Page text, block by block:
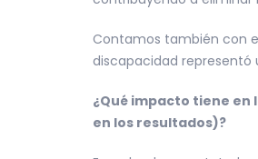
Contamos también con
discapacidad representó
¿Qué impacto tiene
en los resultados)?